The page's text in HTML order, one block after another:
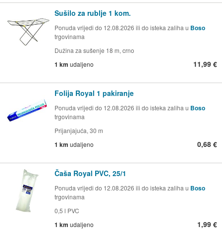
Sušilo za rublje 1 kom.
Ponuda vrijedi do 12.08.2026 ili do isteka zaliha u Boso
trgovinama
Dužina za sušenje 18 m, crno
1 km udaljeno 11,99 €
Folija Royal 1 pakiranje
Ponuda vrijedi do 12.08.2026 ili do isteka zaliha u Boso
trgovinama
Prijanjajuća, 30 m
1 km udaljeno 0,68 €
Čaša Royal PVC, 25/1
Ponuda vrijedi do 12.08.2026 ili do isteka zaliha u Boso
trgovinama
0,5 l PVC
1 km udaljeno 1,99 €